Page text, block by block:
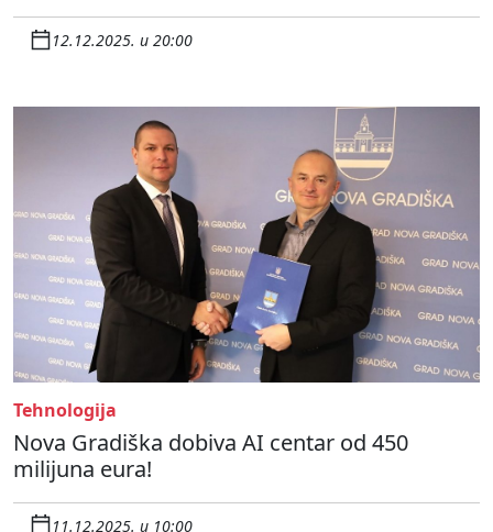
12.12.2025. u 20:00
Tehnologija
Nova Gradiška dobiva AI centar od 450
milijuna eura!
11.12.2025. u 10:00